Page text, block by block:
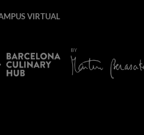
VIRTUAL